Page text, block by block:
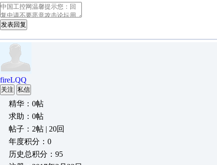
发表回复
fireLQQ
关注 私信
精华：0帖
求助：0帖
帖子：2帖 | 20回
年度积分：0
历史总积分：95